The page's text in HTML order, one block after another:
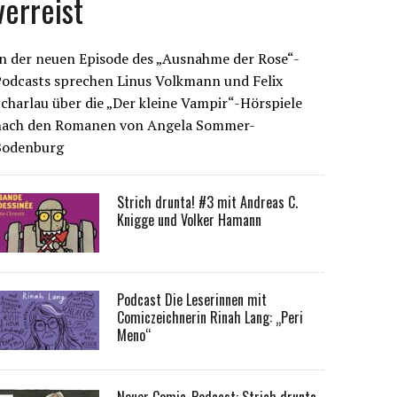
der neuen Episode des „Ausnahme der Rose“-
sprechen Linus Volkmann und Felix
über die „Der kleine Vampir“-Hörspiele
den Romanen von Angela Sommer-
Strich drunta! #3 mit Andreas C.
Knigge und Volker Hamann
Podcast Die Leserinnen mit
Comiczeichnerin Rinah Lang: „Peri
Meno“